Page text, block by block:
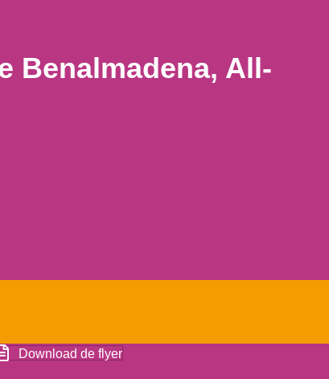
Benalmadena, All-
Download de flyer